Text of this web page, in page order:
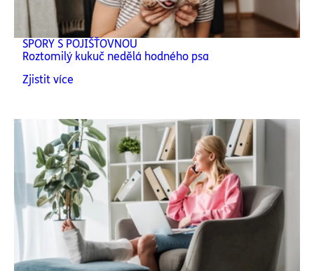
SPORY S POJIŠŤOVNOU
Roztomilý kukuč nedělá hodného psa
Zjistit více